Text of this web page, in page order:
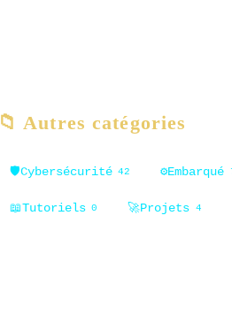
📁 Autres catégories
🛡️Cybersécurité 42 ⚙️Embarqué
📖Tutoriels 0 🚀Projets 4